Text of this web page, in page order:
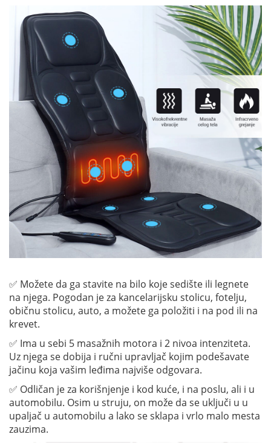
✅ Možete da ga stavite na bilo koje sedište ili legnete
na njega. Pogodan je za kancelarijsku stolicu, fotelju,
običnu stolicu, auto, a možete ga položiti i na pod ili na
krevet.
✅ Ima u sebi 5 masažnih motora i 2 nivoa intenziteta.
Uz njega se dobija i ručni upravljač kojim podešavate
jačinu koja vašim leđima najviše odgovara.
✅ Odličan je za korišnjenje i kod kuće, i na poslu, ali i u
automobilu. Osim u struju, on može da se uključi u u
upaljač u automobilu a lako se sklapa i vrlo malo mesta
zauzima.